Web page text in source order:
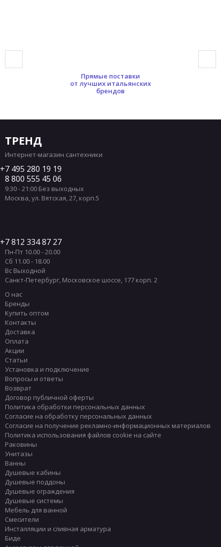
Прямые поставки
от лучших итальянских
брендов
ТРЕНД
Интернет-магазин сантехники
7 495 280 19 19
8 800 555 45 06
9:30 - 21:00 Без выходных
Москва,ул. Вятская, 27, корп.5
7 812 334 87 27
Пн-Пт 10.00 - 20.00
Сб 11.00 - 18.00
Вс Выходной
Санкт-Петербург, Московское шоссе, 177 корп. 2
О нас
Бренды
Купить оптом
Контакты
Доставка
Оплата
Акции
Статьи
Установка и подключение
Вопросы и ответы
Возврат
Договор публичной оферты
Политика обработки персональных данных
Согласие на обработку персональных данных
Согласие на получение рекламно-информационных материалов
Политика использования файлов cookie на сайте
Раковины
Унитазы
Ванны
Душевые кабины
Душевые поддоны
Душевые ограждения
Душевые системы
Мебель для ванной
Смесители
Инсталляции и сливная арматура
Биде